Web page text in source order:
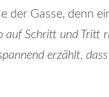
der Gasse, denn
auf Schritt und Tritt
erzählt,